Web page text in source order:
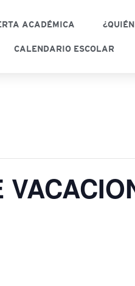
ACADÉMICA
CALENDARIO ESCOLAR